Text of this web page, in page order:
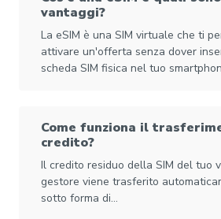
vantaggi?
La eSIM è una SIM virtuale che ti
attivare un'offerta senza dover
scheda SIM fisica nel tuo
Come funziona il
credito?
Il credito residuo della SIM del tuo
gestore viene trasferito
sotto forma di…